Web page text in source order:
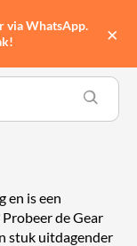
en is een
de Gear
stuk uitdagender
via WhatsApp.
×